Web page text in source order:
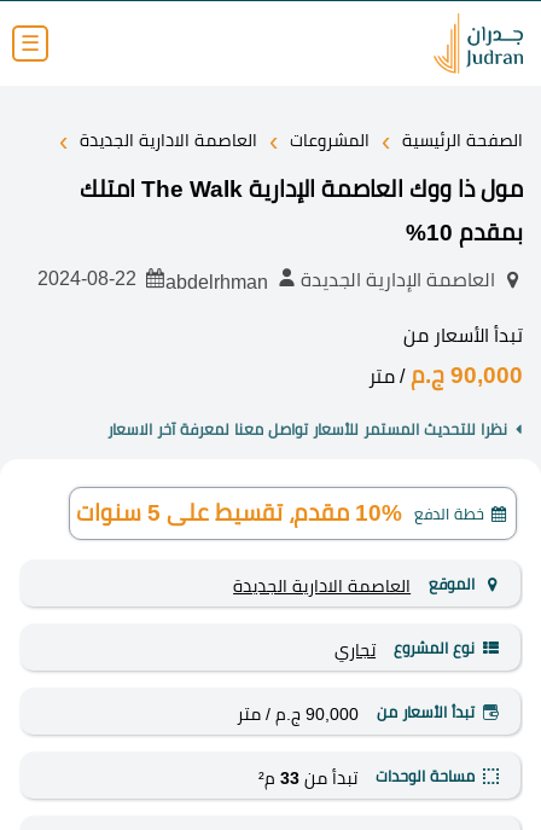
☰
الصفحة الرئيسية › المشروعات › العاصمة الادارية الجديدة ›
مول ذا ووك العاصمة الإدارية The Walk امتلك
بمقدم 10%
العاصمة الإدارية الجديدة
تبدأ الأسعار من
90,000 ج.م / متر
نظرا للتحديث المستمر للأسعار تواصل معنا لمعرفة آخر الاسعار
خطة الدفع 10% مقدم، تقسيط على 5 سنوات
الموقع العاصمة الادارية الجديدة
نوع المشروع تجاري
تبدأ الأسعار من 90,000 ج.م / متر
مساحة الوحدات تبدأ من 33م²